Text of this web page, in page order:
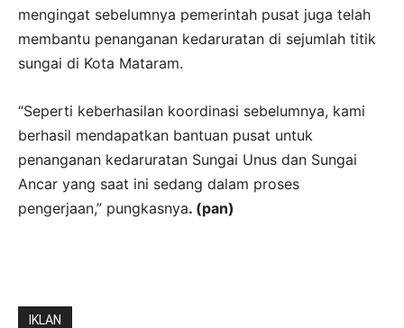
mengingat sebelumnya pemerintah pusat juga telah
membantu penanganan kedaruratan di sejumlah titik
sungai di Kota Mataram.
“Seperti keberhasilan koordinasi sebelumnya, kami
berhasil mendapatkan bantuan pusat untuk
penanganan kedaruratan Sungai Unus dan Sungai
Ancar yang saat ini sedang dalam proses
pengerjaan,” pungkasnya. (pan)
IKLAN